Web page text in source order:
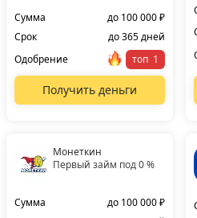
Сумма
до 100 000 ₽
Срок
до 365 дней
Одобрение
топ
Получить деньги
Монеткин
Первый займ под 0 %
Сумма
до 100 000 ₽